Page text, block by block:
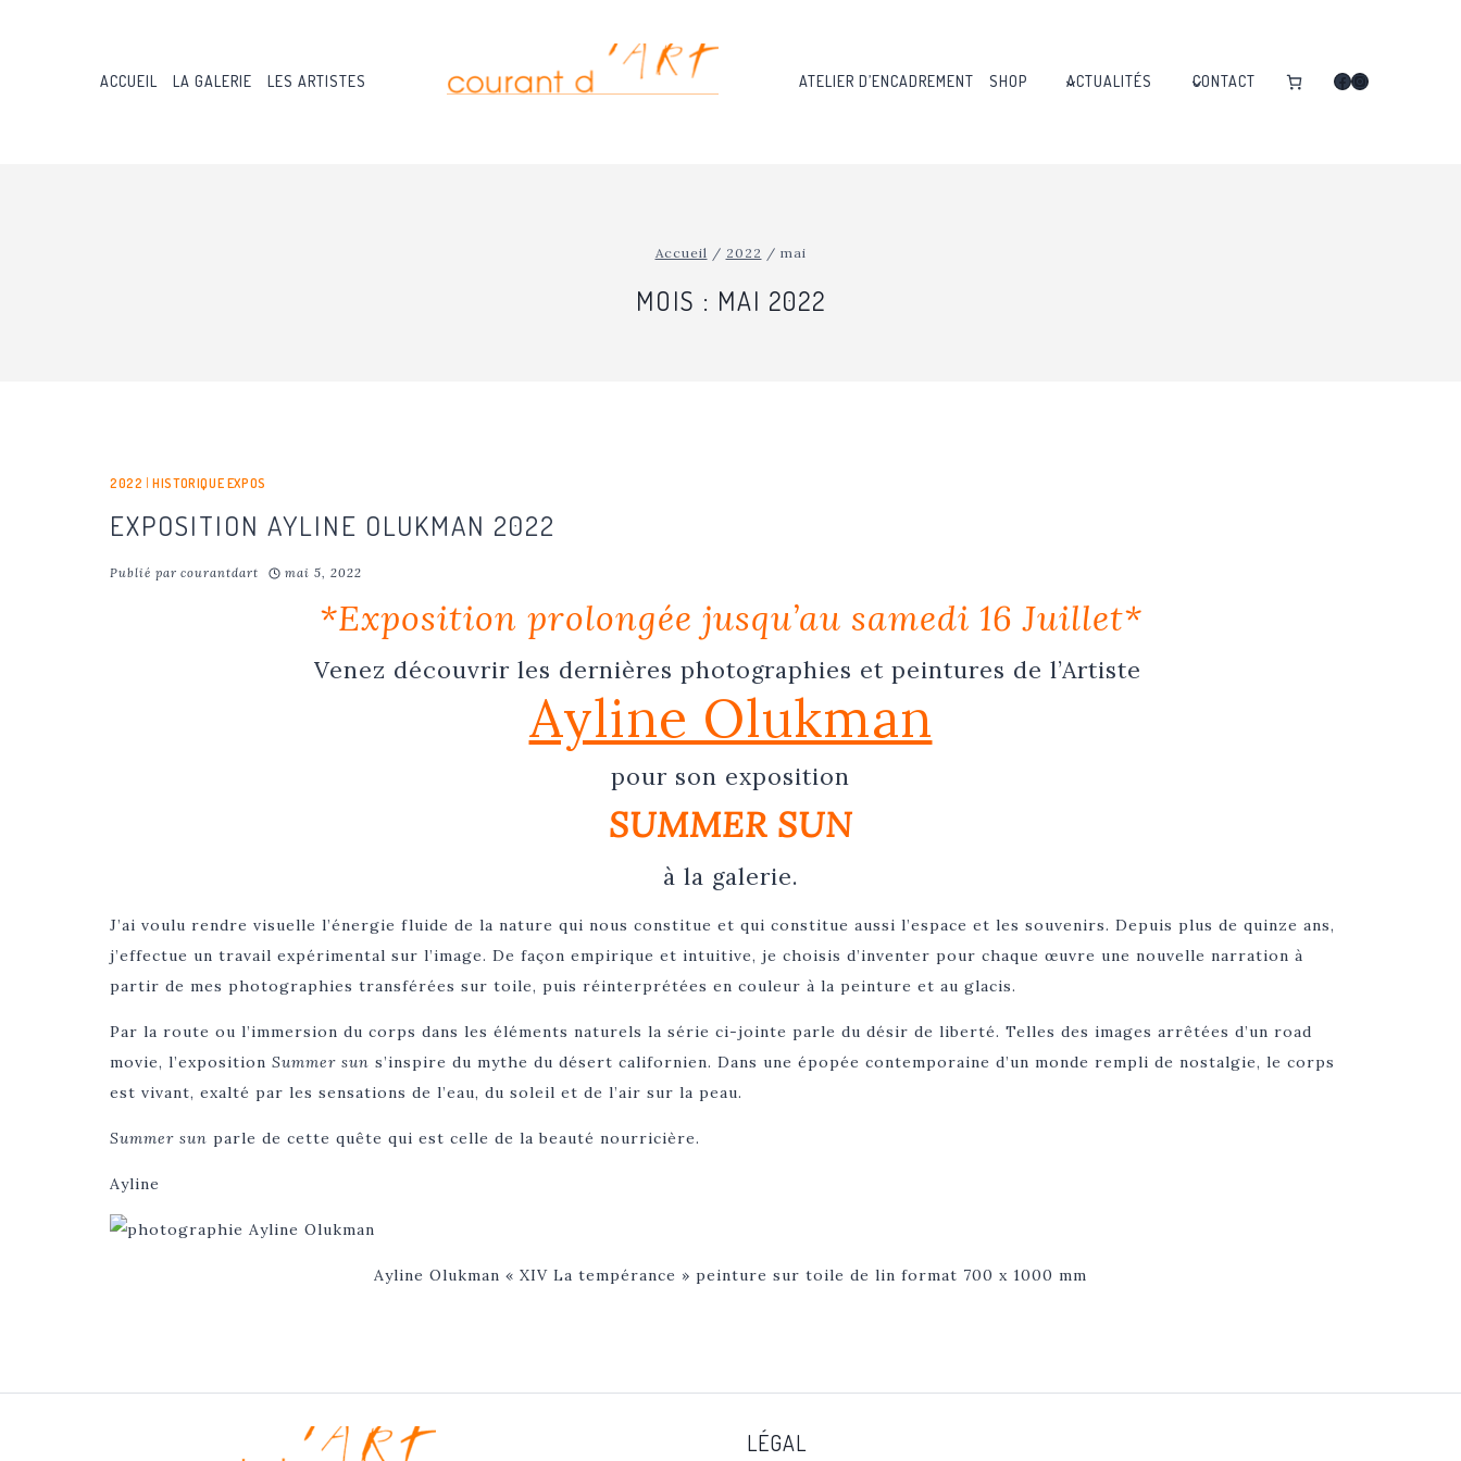
ACCUEIL LA GALERIE LES ARTISTES ATELIER D’ENCADREMENT SHOP ACTUALITÉS CONTACT Facebook
Instagram
Accueil / 2022 / mai
MOIS : MAI 2022
2022 |HISTORIQUE EXPOS
EXPOSITION AYLINE OLUKMAN 2022
Publié par courantdart mai 5, 2022
*Exposition prolongée jusqu’au samedi 16 Juillet*
Venez découvrir les dernières photographies et peintures de l’Artiste
Ayline Olukman
pour son exposition
SUMMER SUN
à la galerie.
J’ai voulu rendre visuelle l’énergie fluide de la nature qui nous constitue et qui constitue aussi l’espace et les souvenirs. Depuis plus de quinze ans,
j’effectue un travail expérimental sur l’image. De façon empirique et intuitive, je choisis d’inventer pour chaque œuvre une nouvelle narration à
partir de mes photographies transférées sur toile, puis réinterprétées en couleur à la peinture et au glacis.
Par la route ou l’immersion du corps dans les éléments naturels la série ci-jointe parle du désir de liberté. Telles des images arrêtées d’un road
movie, l’exposition Summer sun s’inspire du mythe du désert californien. Dans une épopée contemporaine d’un monde rempli de nostalgie, le corps
est vivant, exalté par les sensations de l’eau, du soleil et de l’air sur la peau.
Summer sun parle de cette quête qui est celle de la beauté nourricière.
Ayline
Ayline Olukman « XIV La tempérance » peinture sur toile de lin format 700 x 1000 mm
LÉGAL